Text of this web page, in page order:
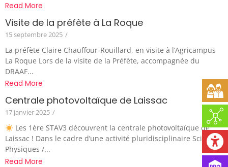
Read More
Visite de la préfète à La Roque
15 septembre 2025 /
La préfète Claire Chauffour-Rouillard, en visite à l’Agricampus
La Roque Lors de la visite de la Préfète, accompagnée du
DRAAF...
Read More
Centrale photovoltaïque de Laissac
17 janvier 2025 /
Les 1ère STAV3 découvrent la centrale photovoltaïque de
Laissac ! Dans le cadre d’une activité pluridisciplinaire Sciences
Physiques /...
Read More